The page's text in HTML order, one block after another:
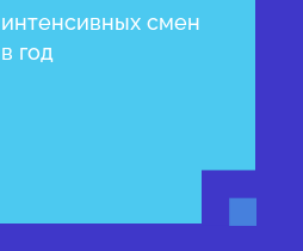
интенсивных смен
в год